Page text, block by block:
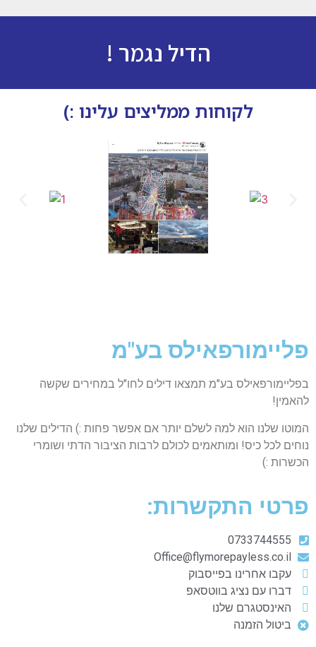
הדיל נגמר !
לקוחות ממליצים עלינו :)
פליימורפאילס בע"מ
בפליימורפאילס בע"מ תמצאו דילים לחו"ל במחירים שקשה
להאמין!
המוטו שלנו הוא למה לשלם יותר אם אפשר פחות :) הדילים שלנו
נוחים לכל כיס! ומותאמים לכולם לרבות הציבור הדתי ושומרי
הכשרות :)
פרטי התקשרות:
0733744555
Office@flymorepayless.co.il
עקבו אחרינו בפייסבוק
דברו עם נציג בווטסאפ
האינסטגרם שלנו
ביטול הזמנה